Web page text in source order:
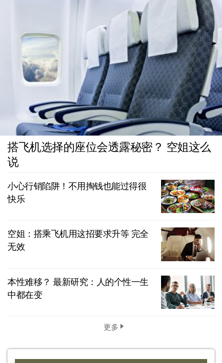
搭飞机选择的座位会透露秘密？ 空姐这么
说
小心行销陷阱！不用掏钱也能过得很
快乐
空姐：搭乘飞机用这招要求升等 完全
无效
本性难移？ 最新研究：人的个性一生
中都在变
更多